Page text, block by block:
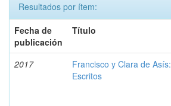
Resultados por ítem:
Fecha de
publicación
Título
2017
Francisco y Clara de Asís:
Escritos